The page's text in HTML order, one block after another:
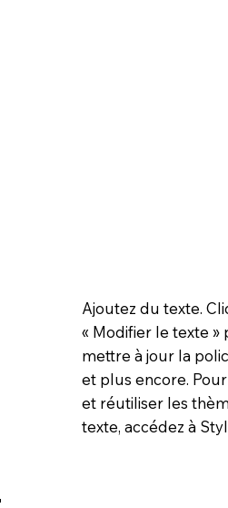
Ajoutez du texte.
« Modifier le texte »
mettre à jour la
et plus encore.
et réutiliser les
texte, accédez à